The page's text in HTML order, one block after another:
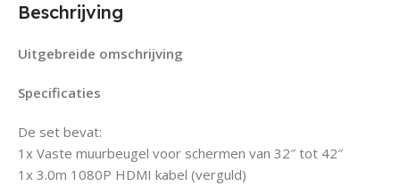
Beschrijving
Uitgebreide omschrijving
Specificaties
De set bevat:
1x Vaste muurbeugel voor schermen van 32″ tot 42″
1x 3.0m 1080P HDMI kabel (verguld)